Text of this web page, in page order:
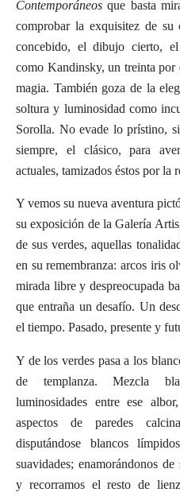
Contemporáneos que basta
comprobar la exquisitez de
concebido, el dibujo cierto,
como Kandinsky, un treinta
magia. También goza de la
soltura y luminosidad como
Sorolla. No evade lo prístino,
siempre, el clásico, para
actuales, tamizados éstos por la
Y vemos su nueva aventura
su exposición de la Galería
de sus verdes, aquellas
en su remembranza: arcos iris
mirada libre y despreocupada
que entraña un desafío. Un
el tiempo. Pasado, presente y
Y de los verdes pasa a los
de templanza. Mezcla
luminosidades entre ese
aspectos de paredes
disputándose blancos
suavidades; enamorándonos
y recorramos el resto de